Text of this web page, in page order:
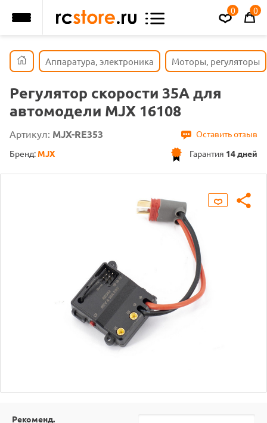
0 0
Аппаратура, электроника Моторы, регуляторы
Регулятор скорости 35А для
автомодели MJX 16108
Артикул: MJX-RE353
Оставить отзыв
Гарантия 14 дней
Бренд: MJX
Рекоменд.